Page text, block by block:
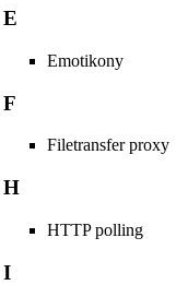
E
Emotikony
F
Filetransfer proxy
H
HTTP polling
I